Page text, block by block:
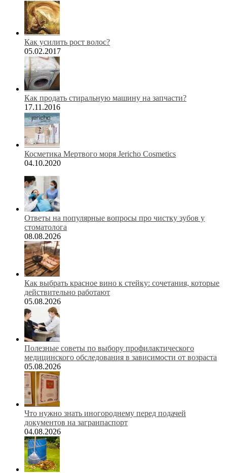
Как усилить рост волос?
05.02.2017
Как продать стиральную машину на запчасти?
17.11.2016
Косметика Мертвого моря Jericho Cosmetics
04.10.2020
Ответы на популярные вопросы про чистку зубов у
стоматолога
08.08.2026
Как выбрать красное вино к стейку: сочетания, которые
действительно работают
05.08.2026
Полезные советы по выбору профилактического
медицинского обследования в зависимости от возраста
05.08.2026
Что нужно знать иногороднему перед подачей
документов на загранпаспорт
04.08.2026